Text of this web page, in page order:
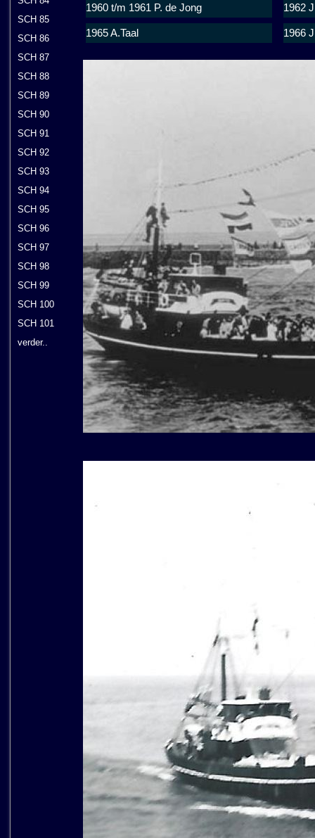
SCH 85
SCH 86
SCH 87
SCH 88
SCH 89
SCH 90
SCH 91
SCH 92
SCH 93
SCH 94
SCH 95
SCH 96
SCH 97
SCH 98
SCH 99
SCH 100
SCH 101
verder..
1960 t/m 1961 P. de Jong 1962
1965 A.Taal 1966